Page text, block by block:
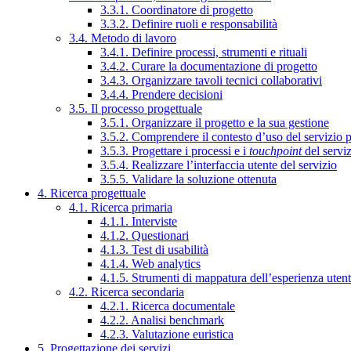
3.3.1. Coordinatore di progetto
3.3.2. Definire ruoli e responsabilità
3.4. Metodo di lavoro
3.4.1. Definire processi, strumenti e rituali
3.4.2. Curare la documentazione di progetto
3.4.3. Organizzare tavoli tecnici collaborativi
3.4.4. Prendere decisioni
3.5. Il processo progettuale
3.5.1. Organizzare il progetto e la sua gestione
3.5.2. Comprendere il contesto d’uso del servizio
3.5.3. Progettare i processi e i touchpointdel
3.5.4. Realizzare l’interfaccia utente del servizio
3.5.5. Validare la soluzione ottenuta
4. Ricerca progettuale
4.1. Ricerca primaria
4.1.1. Interviste
4.1.2. Questionari
4.1.3. Test di usabilità
4.1.4. Web analytics
4.1.5. Strumenti di mappatura dell’esperienza
4.2. Ricerca secondaria
4.2.1. Ricerca documentale
4.2.2. Analisi benchmark
4.2.3. Valutazione euristica
5. Progettazione dei servizi